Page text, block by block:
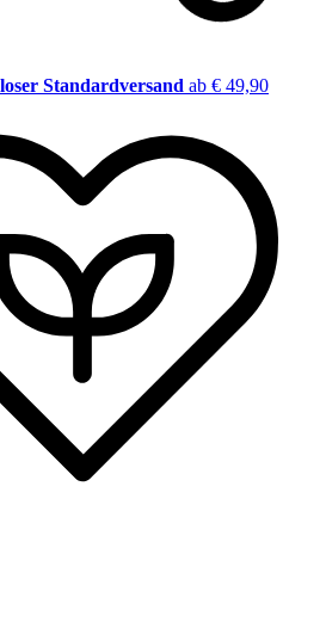
Standardversand ab € 49,90